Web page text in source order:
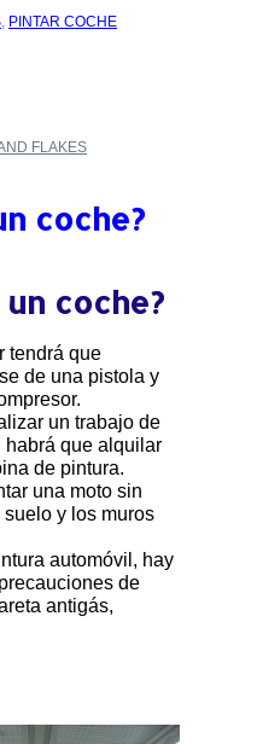
, PINTAR COCHE
FLAKES
coche?
coche?
tendrá que
de una pistola y
un trabajo de
habrá que alquilar
de pintura.
una moto sin
y los muros
automóvil, hay
de
antigás,